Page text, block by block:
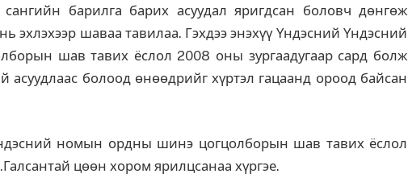
барилга барих асуудал яригдсан боловч дөнгөж
эхлэхээр шаваа тавилаа. Гэхдээ энэхүү Үндэсний Үндэсний
шав тавих ёслол 2008 оны зургаадугаар сард болж
асуудлаас болоод өнөөдрийг хүртэл гацаанд ороод байсан
номын ордны шинэ цогцолборын шав тавих ёслол
цөөн хором ярилцсанаа хүргэе.